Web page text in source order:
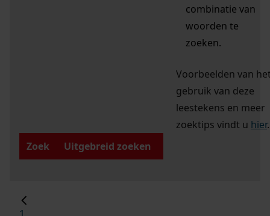
combinatie van
woorden te
zoeken.
Voorbeelden van
gebruik van deze
leestekens en meer
zoektips vindt u hier.
Zoek
Uitgebreid zoeken